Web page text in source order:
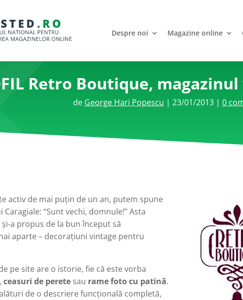
Despre noi Magazine online
Retro Boutique,
de George Hari Popescu | 23/01/2013| 0
activ de mai puţin de un an, putem spune
“Sunt vechi, domnule!” Asta
a propus de la bun început să
aparte – decoraţiuni vintage pentru
pe site are o istorie, fie că este vorba
,ceasuri de perete sau rame foto cu patină.
de o descriere funcţională completă,